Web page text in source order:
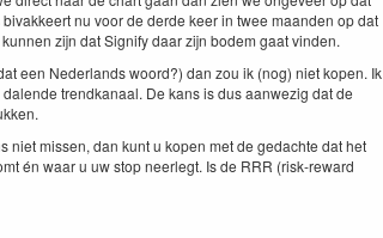
nu voor de derde keer in twee maan­den op dat
zijn dat Sig­ni­fy daar zijn bodem gaat vinden.
een Ned­er­lands woord?) dan zou ik (nog) niet kopen. Ik
trend­kanaal. De kans is dus aan­wezig dat de
niet mis­sen, dan kunt u kopen met de gedachte dat het
én waar u uw stop neer­legt. Is de RRR (risk-reward